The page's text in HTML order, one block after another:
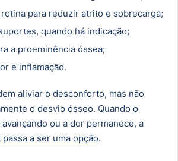
para reduzir atrito e sobrecarga;
quando há indicação;
a proeminência óssea;
e inflamação.
aliviar o desconforto, mas não
o desvio ósseo. Quando o
ou a dor permanece, a
a ser uma opção.